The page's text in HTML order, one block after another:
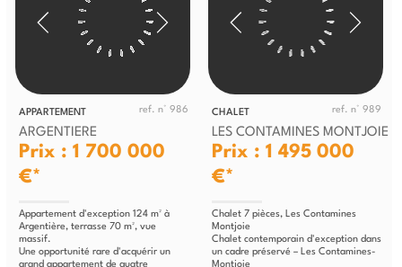
APPARTEMENT ref. n° 986
ARGENTIERE
Prix : 1 700 000
€*
Appartement d'exception 124 m² à
Argentière, terrasse 70 m², vue
massif.
Une opportunité rare d'acquérir un
grand appartement de quatre
CHALET ref. n° 989
LES CONTAMINES MONTJOIE
Prix : 1 495 000
€*
Chalet 7 pièces, Les Contamines
Montjoie
Chalet contemporain d'exception dans
un cadre préservé – Les Contamines-
Montjoie